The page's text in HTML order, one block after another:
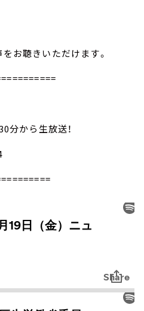
をお聴きいただけます。
分から生放送！